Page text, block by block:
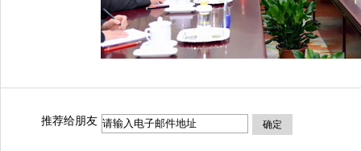
推荐给朋友 确定